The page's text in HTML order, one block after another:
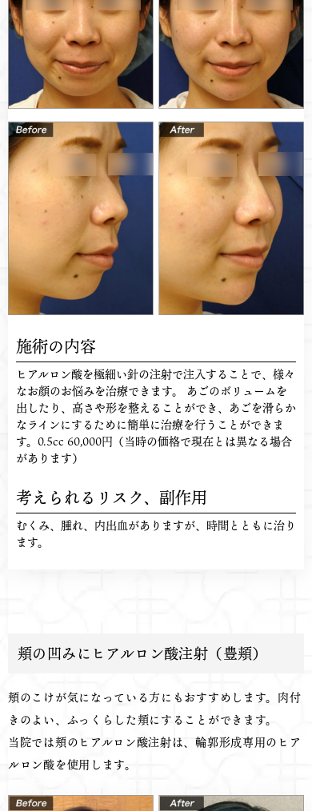
施術の内容
ヒアルロン酸を極細い針の注射で注入することで、様々
なお顔のお悩みを治療できます。 あごのボリュームを
出したり、高さや形を整えることができ、あごを滑らか
なラインにするために簡単に治療を行うことができま
す。0.5cc 60,000円（当時の価格で現在とは異なる場合
があります）
考えられるリスク、 副作用
むくみ、腫れ、内出血がありますが、時間とともに治り
ます。
頬の凹みにヒアルロン酸注射（豊頬）
頬のこけが気になっている方にもおすすめします。肉付
きのよい、ふっくらした頬にすることができます。
当院では頬のヒアルロン酸注射は、輪郭形成専用のヒア
ルロン酸を使用します。